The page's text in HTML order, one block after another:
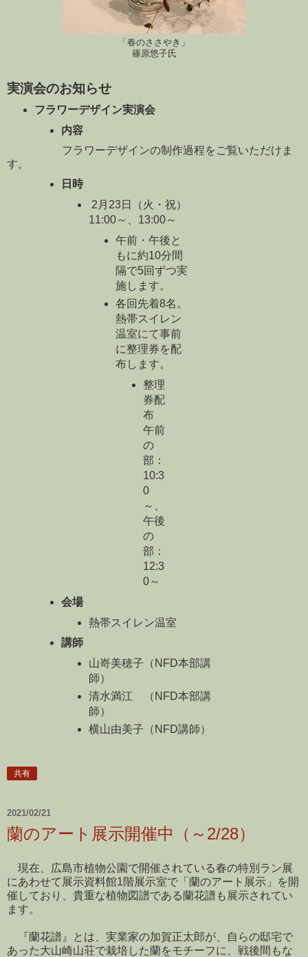
「春のささやき」
篠原悠子氏
実演会のお知らせ
フラワーデザイン実演会
内容
フラワーデザインの制作過程をご覧いただけま
す。
日時
2月23日（火・祝）
11:00～、13:00～
午前・午後と
もに約10分間
隔で5回ずつ実
施します。
各回先着8名。
熱帯スイレン
温室にて事前
に整理券を配
布します。
整理
券配
布
午前
の
部：
10:3
0
～、
午後
の
部：
12:3
0～
会場
熱帯スイレン温室
講師
山嵜美穂子（NFD本部講
師）
清水満江 （NFD本部講
師）
横山由美子（NFD講師）
共有
2021/02/21
蘭のアート展示開催中（～2/28）
現在、広島市植物公園で開催されている春の特別ラン展
にあわせて展示資料館1階展示室で「蘭のアート展示」を開
催しており、貴重な植物図譜である蘭花譜も展示されてい
ます。
『蘭花譜』とは、実業家の加賀正太郎が、自らの邸宅で
あった大山崎山荘で栽培した蘭をモチーフに、戦後間もな